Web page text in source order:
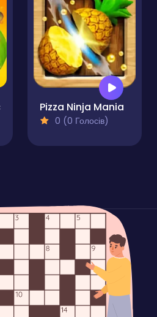
Pizza Ninja Mania
0 (0 Голосів)